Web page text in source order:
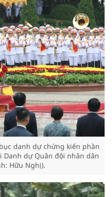
danh dự chứng kiến phần
dự Quân đội nhân dân
Hữu Nghị).